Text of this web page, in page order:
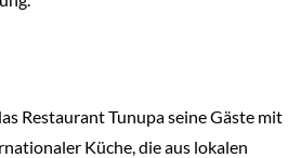
Restaurant Tunupa seine Gäste mit
Küche, die aus lokalen